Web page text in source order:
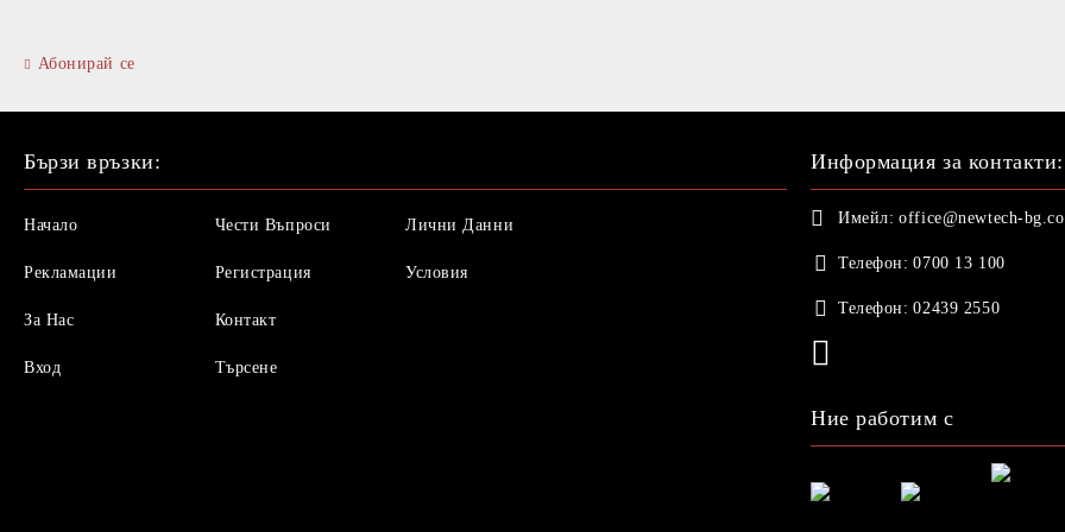
Абонирай се
Бързи връзки:
Начало
Рекламации
За Нас
Вход
Чести Въпроси
Регистрация
Контакт
Търсене
Лични Данни
Условия
Информация за контакти:
Имейл: office@newtech-
Телефон: 0700 13 100
Телефон: 02439 2550
Ние работим с